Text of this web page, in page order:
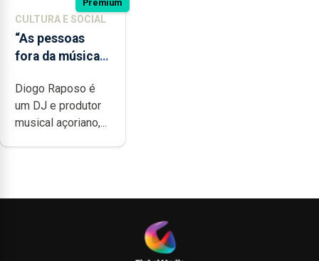
Premium
CULTURA E SOCIAL
“As pessoas
fora da música
do quão difícil é
produzir uma
música”
Diogo Raposo é
um DJ e produtor
musical açoriano,...